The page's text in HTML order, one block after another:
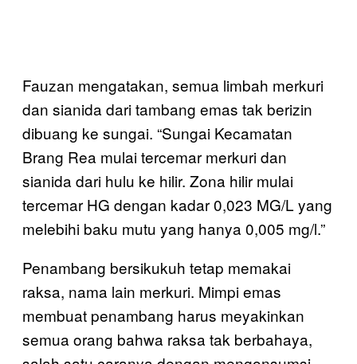
Fauzan mengatakan, semua limbah merkuri
dan sianida dari tambang emas tak berizin
dibuang ke sungai. “Sungai Kecamatan
Brang Rea mulai tercemar merkuri dan
sianida dari hulu ke hilir. Zona hilir mulai
tercemar HG dengan kadar 0,023 MG/L yang
melebihi baku mutu yang hanya 0,005 mg/l.”
Penambang bersikukuh tetap memakai
raksa, nama lain merkuri. Mimpi emas
membuat penambang harus meyakinkan
semua orang bahwa raksa tak berbahaya,